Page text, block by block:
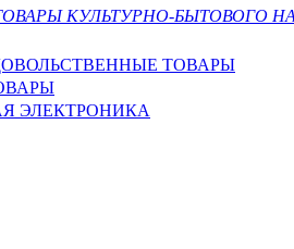
КУЛЬТУРНО-БЫТОВОГО
ТОВАРЫ
ЭЛЕКТРОНИКА